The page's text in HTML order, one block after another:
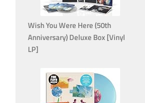
Wish You Were Here (50th
Anniversary) Deluxe Box [Vinyl
LP]